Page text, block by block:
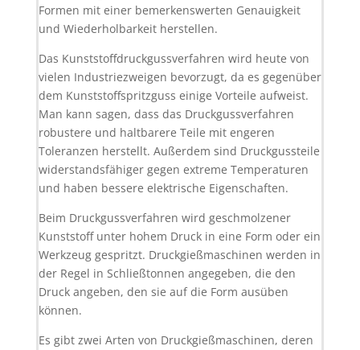
Formen mit einer bemerkenswerten Genauigkeit
und Wiederholbarkeit herstellen.
Das Kunststoffdruckgussverfahren wird heute von
vielen Industriezweigen bevorzugt, da es gegenüber
dem Kunststoffspritzguss einige Vorteile aufweist.
Man kann sagen, dass das Druckgussverfahren
robustere und haltbarere Teile mit engeren
Toleranzen herstellt. Außerdem sind Druckgussteile
widerstandsfähiger gegen extreme Temperaturen
und haben bessere elektrische Eigenschaften.
Beim Druckgussverfahren wird geschmolzener
Kunststoff unter hohem Druck in eine Form oder ein
Werkzeug gespritzt. Druckgießmaschinen werden in
der Regel in Schließtonnen angegeben, die den
Druck angeben, den sie auf die Form ausüben
können.
Es gibt zwei Arten von Druckgießmaschinen, deren